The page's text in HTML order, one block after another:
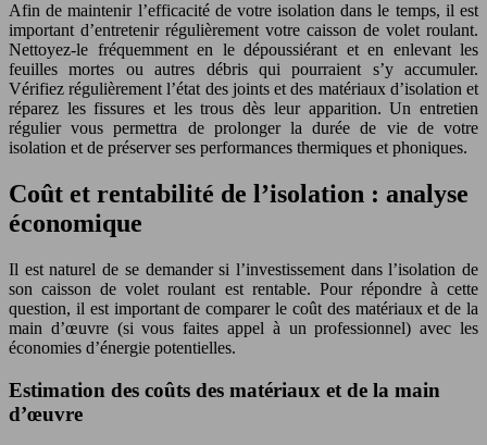
Afin de maintenir l’efficacité de votre isolation dans le temps, il est
important d’entretenir régulièrement votre caisson de volet roulant.
Nettoyez-le fréquemment en le dépoussiérant et en enlevant les
feuilles mortes ou autres débris qui pourraient s’y accumuler.
Vérifiez régulièrement l’état des joints et des matériaux d’isolation et
réparez les fissures et les trous dès leur apparition. Un entretien
régulier vous permettra de prolonger la durée de vie de votre
isolation et de préserver ses performances thermiques et phoniques.
Coût et rentabilité de l’isolation : analyse
économique
Il est naturel de se demander si l’investissement dans l’isolation de
son caisson de volet roulant est rentable. Pour répondre à cette
question, il est important de comparer le coût des matériaux et de la
main d’œuvre (si vous faites appel à un professionnel) avec les
économies d’énergie potentielles.
Estimation des coûts des matériaux et de la main
d’œuvre